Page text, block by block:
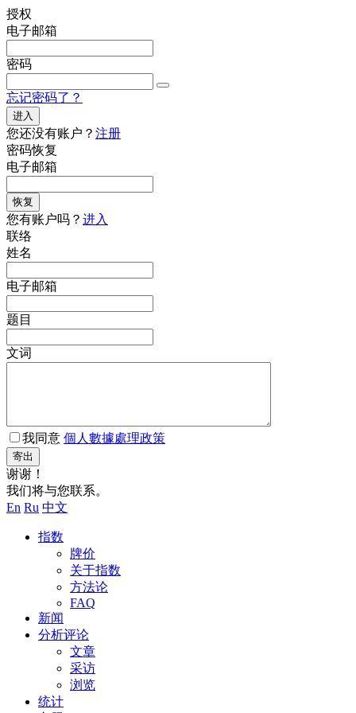
授权
电子邮箱
密码
忘记密码了？
进入
您还没有账户？ 注册
密码恢复
电子邮箱
恢复
您有账户吗？ 进入
联络
姓名
电子邮箱
题目
文词
我同意 個人數據處理政策
寄出
谢谢！
我们将与您联系。
En Ru 中文
指数
牌价
关于指数
方法论
FAQ
新闻
分析评论
文章
采访
浏览
统计